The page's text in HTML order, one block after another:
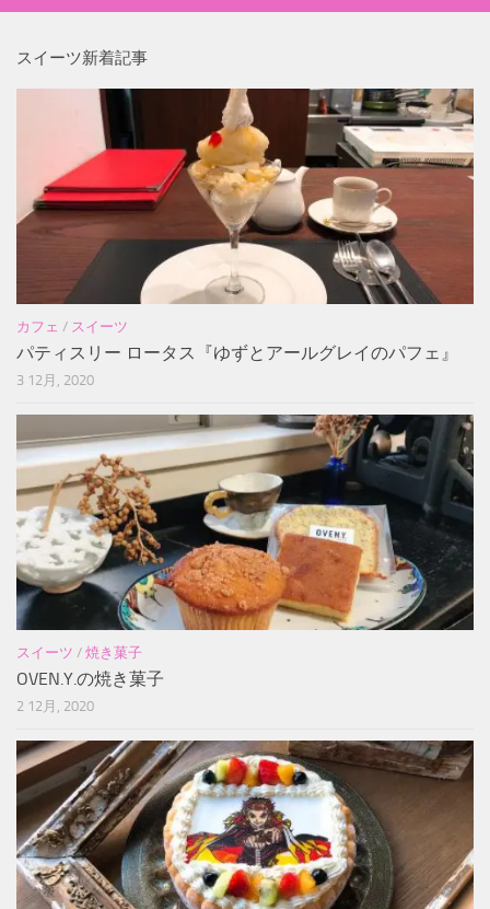
スイーツ新着記事
カフェ / スイーツ
パティスリー ロータス『ゆずとアールグレイのパフェ』
3 12月, 2020
スイーツ / 焼き菓子
OVEN.Y.の焼き菓子
2 12月, 2020